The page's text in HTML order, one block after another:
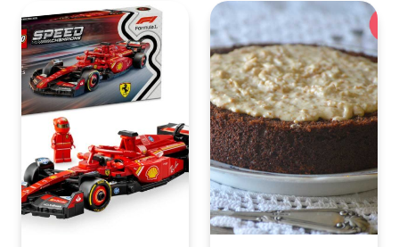
Angel Therapy
Artes Mais(64)
Mostrar más ...